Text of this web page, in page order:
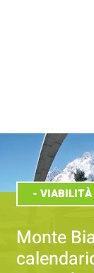
-VIABILITÀ
Monte